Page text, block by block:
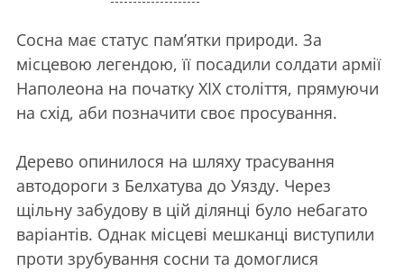
Сосна має статус пам’ятки природи. За
місцевою легендою, її посадили солдати армії
Наполеона на початку ХІХ століття, прямуючи
на схід, аби позначити своє просування.
Дерево опинилося на шляху трасування
автодороги з Белхатува до Уязду. Через
щільну забудову в цій ділянці було небагато
варіантів. Однак місцеві мешканці виступили
проти зрубування сосни та домоглися